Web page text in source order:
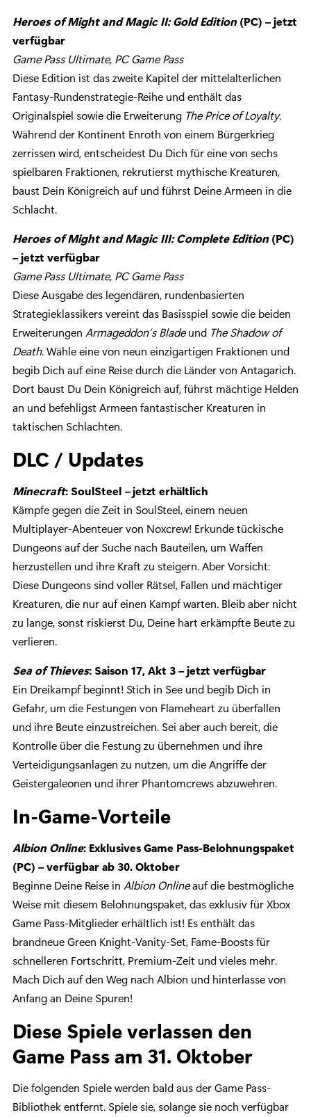
Heroes of Might and Magic II: Gold Edition(PC) – jetzt
verfügbar
Game Pass Ultimate, PC Game Pass
Diese Edition ist das zweite Kapitel der mittelalterlichen
Fantasy-Rundenstrategie-Reihe und enthält das
Originalspiel sowie die Erweiterung The Price of Loyalty.
Während der Kontinent Enroth von einem Bürgerkrieg
zerrissen wird, entscheidest Du Dich für eine von sechs
spielbaren Fraktionen, rekrutierst mythische Kreaturen,
baust Dein Königreich auf und führst Deine Armeen in die
Schlacht.
Heroes of Might and Magic III: Complete Edition(PC)
– jetzt verfügbar
Game Pass Ultimate, PC Game Pass
Diese Ausgabe des legendären, rundenbasierten
Strategieklassikers vereint das Basisspiel sowie die beiden
Erweiterungen Armageddon’s Bladeund The Shadow of
Death. Wähle eine von neun einzigartigen Fraktionen und
begib Dich auf eine Reise durch die Länder von Antagarich.
Dort baust Du Dein Königreich auf, führst mächtige Helden
an und befehligst Armeen fantastischer Kreaturen in
taktischen Schlachten.
DLC / Updates
Minecraft: SoulSteel –jetzt erhältlich
Kämpfe gegen die Zeit in SoulSteel, einem neuen
Multiplayer-Abenteuer von Noxcrew! Erkunde tückische
Dungeons auf der Suche nach Bauteilen, um Waffen
herzustellen und ihre Kraft zu steigern. Aber Vorsicht:
Diese Dungeons sind voller Rätsel, Fallen und mächtiger
Kreaturen, die nur auf einen Kampf warten. Bleib aber nicht
zu lange, sonst riskierst Du, Deine hart erkämpfte Beute zu
verlieren.
Sea of Thieves: Saison 17, Akt 3 – jetzt verfügbar
Ein Dreikampf beginnt! Stich in See und begib Dich in
Gefahr, um die Festungen von Flameheart zu überfallen
und ihre Beute einzustreichen. Sei aber auch bereit, die
Kontrolle über die Festung zu übernehmen und ihre
Verteidigungsanlagen zu nutzen, um die Angriffe der
Geistergaleonen und ihrer Phantomcrews abzuwehren.
In-Game-Vorteile
Albion Online: Exklusives Game Pass-Belohnungspaket
(PC) – verfügbar ab 30. Oktober
Beginne Deine Reise in Albion Onlineauf die bestmögliche
Weise mit diesem Belohnungspaket, das exklusiv für Xbox
Game Pass-Mitglieder erhältlich ist! Es enthält das
brandneue Green Knight-Vanity-Set, Fame-Boosts für
schnelleren Fortschritt, Premium-Zeit und vieles mehr.
Mach Dich auf den Weg nach Albion und hinterlasse von
Anfang an Deine Spuren!
Diese Spiele verlassen den
Game Pass am 31. Oktober
Die folgenden Spiele werden bald aus der Game Pass-
Bibliothek entfernt. Spiele sie, solange sie noch verfügbar